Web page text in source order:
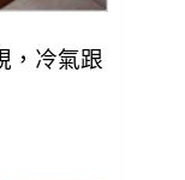
冷氣跟